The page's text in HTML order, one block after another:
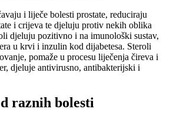
i liječe bolesti prostate, reduciraju
i crijeva te djeluju protiv nekih oblika
djeluju pozitivno i na imunološki sustav,
u krvi i inzulin kod dijabetesa. Steroli
pomaže u procesu liječenja čireva i
djeluje antivirusno, antibakterijski i
raznih bolesti